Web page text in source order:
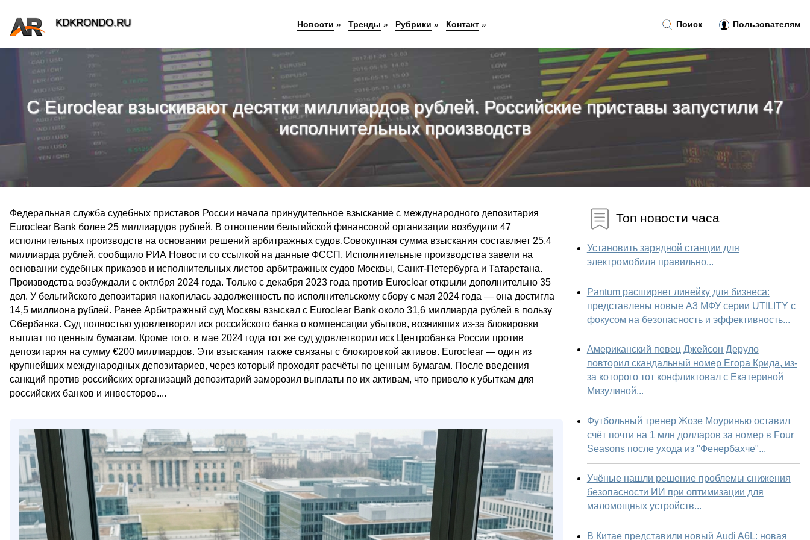
С Euroclear взыскивают десятки миллиардов рублей. Российские приставы запустили 47
исполнительных производств
Федеральная служба судебных приставов России начала принудительное взыскание с международного депозитария
Euroclear Bank более 25 миллиардов рублей. В отношении бельгийской финансовой организации возбудили 47
исполнительных производств на основании решений арбитражных судов.Совокупная сумма взыскания составляет 25,4
миллиарда рублей, сообщило РИА Новости со ссылкой на данные ФССП. Исполнительные производства завели на
основании судебных приказов и исполнительных листов арбитражных судов Москвы, Санкт-Петербурга и Татарстана.
Производства возбуждали с октября 2024 года. Только с декабря 2023 года против Euroclear открыли дополнительно 35
дел. У бельгийского депозитария накопилась задолженность по исполнительскому сбору с мая 2024 года — она достигла
14,5 миллиона рублей. Ранее Арбитражный суд Москвы взыскал с Euroclear Bank около 31,6 миллиарда рублей в пользу
Сбербанка. Суд полностью удовлетворил иск российского банка о компенсации убытков, возникших из-за блокировки
выплат по ценным бумагам. Кроме того, в мае 2024 года тот же суд удовлетворил иск Центробанка России против
депозитария на сумму €200 миллиардов. Эти взыскания также связаны с блокировкой активов. Euroclear — один из
крупнейших международных депозитариев, через который проходят расчёты по ценным бумагам. После введения
санкций против российских организаций депозитарий заморозил выплаты по их активам, что привело к убыткам для
российских банков и инвесторов....
Топ новости часа
Установить зарядной станции для
электромобиля правильно...
Pantum расширяет линейку для бизнеса:
представлены новые А3 МФУ серии UTILITY с
фокусом на безопасность и эффективность...
Американский певец Джейсон Деруло
повторил скандальный номер Егора Крида, из-
за которого тот конфликтовал с Екатериной
Мизулиной...
Футбольный тренер Жозе Моуринью оставил
счёт почти на 1 млн долларов за номер в Four
Seasons после ухода из "Фенербахче"...
Учёные нашли решение проблемы снижения
безопасности ИИ при оптимизации для
маломощных устройств...
В Китае представили новый Audi A6L: новая
Поиск Пользователям
KDKRONDO.RU Новости » Тренды » Рубрики » Контакт»